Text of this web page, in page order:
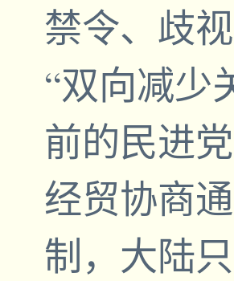
禁令、歧
“双向减少
前的民进
经贸协商
制，大陆